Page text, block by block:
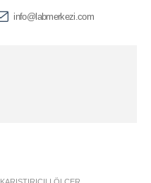
info@labmerkezi.com